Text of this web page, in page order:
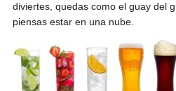
diviertes, quedas como el guay del
piensas estar en una nube.